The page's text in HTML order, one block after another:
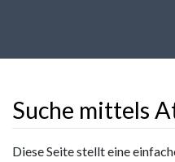
Suche mittels
Wechseln zu:Navigation,
Diese Seite stellt eine